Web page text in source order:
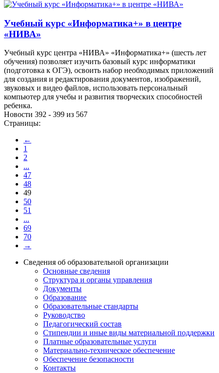
Учебный курс «Информатика+» в центре
«НИВА»
Учебный курс центра «НИВА» «Информатика+» (шесть лет
обучения) позволяет изучить базовый курс информатики
(подготовка к ОГЭ), освоить набор необходимых приложений
для создания и редактирования документов, изображений,
звуковых и видео файлов, использовать персональный
компьютер для учебы и развития творческих способностей
ребенка.
Новости 392 - 399 из 567
Страницы:
←
1
2
...
47
48
49
50
51
...
69
70
→
Сведения об образовательной организации
Основные сведения
Структура и органы управления
Документы
Образование
Образовательные стандарты
Руководство
Педагогический состав
Стипендии и иные виды материальной поддержки
Платные образовательные услуги
Материально-техническое обеспечение
Обеспечение безопасности
Контакты